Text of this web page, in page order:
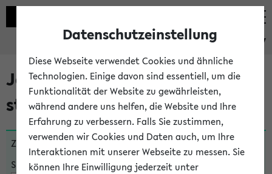
eKVV
Jetzt und in Kürze
stattfindende Veranstaltungen
Zu viele Veranstaltungen?Fakultät wählen
Suche:
Datenschutzeinstellung
Diese Webseite verwendet Cookies und ähnliche
Technologien. Einige davon sind essentiell, um die
Funktionalität der Website zu gewährleisten,
während andere uns helfen, die Website und Ihre
Erfahrung zu verbessern. Falls Sie zustimmen,
verwenden wir Cookies und Daten auch, um Ihre
Interaktionen mit unserer Webseite zu messen. Sie
können Ihre Einwilligung jederzeit unter